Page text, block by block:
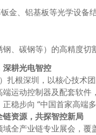
金、铝基板等光学设备
、碳钢等）的高精度切
深耕光电智控
扎根深圳，以核心技术
运动控制器及配套软
稳步向 “中国首家高端
资源，共探智控新局
全产业链专业展会，